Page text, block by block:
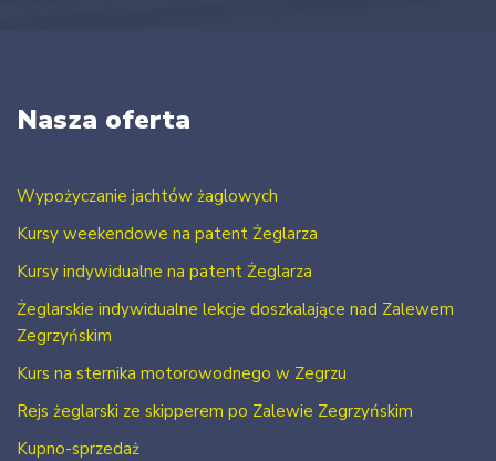
Nasza oferta
Wypożyczanie jachtów żaglowych
Kursy weekendowe na patent Żeglarza
Kursy indywidualne na patent Żeglarza
Żeglarskie indywidualne lekcje doszkalające nad Zalewem
Zegrzyńskim
Kurs na sternika motorowodnego w Zegrzu
Rejs żeglarski ze skipperem po Zalewie Zegrzyńskim
Kupno-sprzedaż